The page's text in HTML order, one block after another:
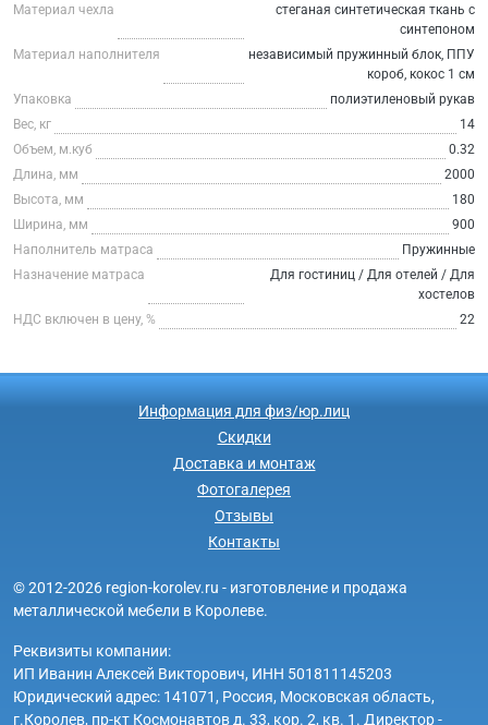
Материал чехла
стеганая синтетическая ткань с
синтепоном
Материал наполнителя
независимый пружинный блок, ППУ
короб, кокос 1 см
Упаковка
полиэтиленовый рукав
Вес, кг
14
Объем, м.куб
0.32
Длина, мм
2000
Высота, мм
180
Ширина, мм
900
Наполнитель матраса
Пружинные
Назначение матраса
Для гостиниц / Для отелей / Для
хостелов
НДС включен в цену, %
22
Информация для физ/юр.лиц
Скидки
Доставка и монтаж
Фотогалерея
Отзывы
Контакты
© 2012-2026 region-korolev.ru - изготовление и продажа
металлической мебели в Королеве.
Реквизиты компании:
ИП Иванин Алексей Викторович, ИНН 501811145203
Юридический адрес: 141071, Россия, Московская область,
г.Королев, пр-кт Космонавтов д. 33, кор. 2, кв. 1. Директор -